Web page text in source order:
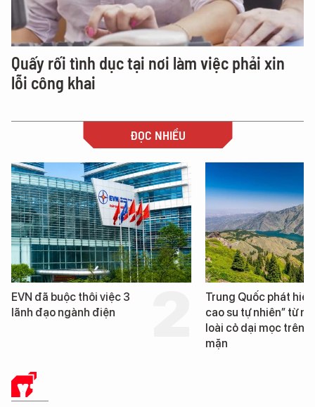
Quấy rối tình dục tại nơi làm việc phải xin
lỗi công khai
ĐỌC NHIỀU
Trung Quốc phát hiện “mỏ
cao su tự nhiên” từ một
Loạt dự án bất động
Đà Nẵng sắp bị kiểm
Y TẾ